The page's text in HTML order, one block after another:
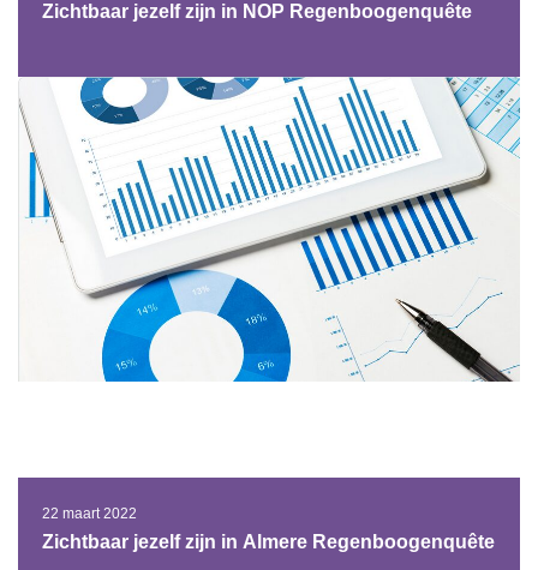
Zichtbaar jezelf zijn in NOP Regenboogenquête
22 maart 2022
Zichtbaar jezelf zijn in Almere Regenboogenquête